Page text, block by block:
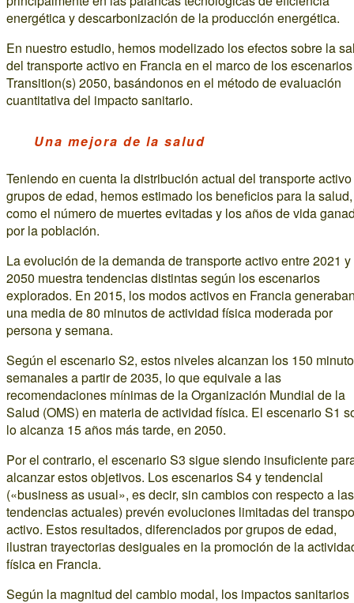
energética y descarbonización de la producción energética.
En nuestro estudio, hemos modelizado los efectos sobre la
del transporte activo en Francia en el marco de los escenarios
Transition(s) 2050, basándonos en el método de evaluación
cuantitativa del impacto sanitario.
Una mejora de la salud
Teniendo en cuenta la distribución actual del transporte
grupos de edad, hemos estimado los beneficios para la salud,
como el número de muertes evitadas y los años de vida
por la población.
La evolución de la demanda de transporte activo entre 2021 y
2050 muestra tendencias distintas según los escenarios
explorados. En 2015, los modos activos en Francia
una media de 80 minutos de actividad física moderada por
persona y semana.
Según el escenario S2, estos niveles alcanzan los 150
semanales a partir de 2035, lo que equivale a las
recomendaciones mínimas de la Organización Mundial de la
Salud (OMS) en materia de actividad física. El escenario S1
lo alcanza 15 años más tarde, en 2050.
Por el contrario, el escenario S3 sigue siendo insuficiente
alcanzar estos objetivos. Los escenarios S4 y tendencial
(«business as usual», es decir, sin cambios con respecto a las
tendencias actuales) prevén evoluciones limitadas del
activo. Estos resultados, diferenciados por grupos de edad,
ilustran trayectorias desiguales en la promoción de la
física en Francia.
Según la magnitud del cambio modal, los impactos sanitarios